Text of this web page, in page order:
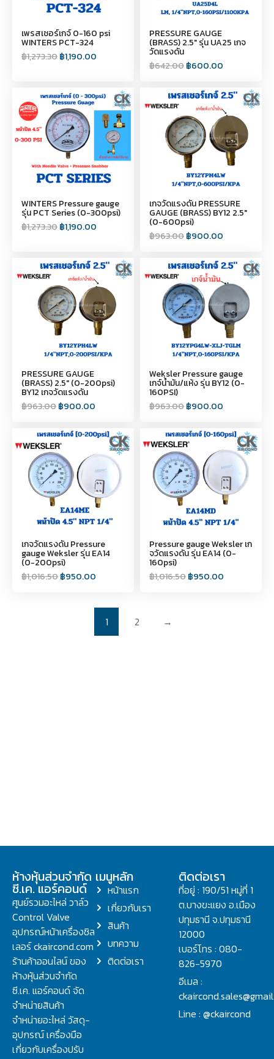
เพรสเชอร์เกจ์ 0-160 psi
WINTERS PCT-324
฿1,273.30฿1,190.00
PRESSURE GAUGE
(BRASS) 2.5″ รุ่น UA25 เกจ
วัดแรงดัน
฿642.00฿600.00
WINTERS Pressure gauge
รุ่น PCT Series (0-300psi)
฿1,273.30฿1,190.00
เกจวัดแรงดัน PRESSURE
GAUGE (BRASS) BY12 2.5″
(0-600psi)
฿963.00฿900.00
PRESSURE GAUGE
(BRASS) 2.5″ (0-200psi)
BY12 เกจวัดแรงดัน
฿963.00฿900.00
Weksler Pressure gauge
เกจ์น้ำมัน/แห้ง รุ่น BY12 (0-
160PSI)
฿963.00฿900.00
เกจวัดแรงดัน Pressure
gauge Weksler รุ่น EA14
(0-200psi)
฿1,016.50฿950.00
Pressure gauge Weksler เก
จวัดแรงดัน รุ่น EA14 (0-
160psi)
฿1,016.50฿950.00
1 2 →
ห้างหุ้นส่วนจำกัด
ซี.เค. แอร์คอนด์
ศูนย์รวมอะไหล่ วาล์ว
Control Valve
อุปกรณ์หน้าเครื่องชิล
เลอร์ ckaircond.com
ร้านค้าออนไลน์ ของ
ห้างหุ้นส่วนจำกัด
ซี.เค. แอร์คอนด์ จัด
จำหน่ายสินค้า
จำหน่ายอะไหล่ วัสดุ-
อุปกรณ์ เครื่องมือ
เกี่ยวกับเครื่องปรับ
เมนูหลัก
หน้าแรก
เกี่ยวกับเรา
สินค้า
บทความ
ติดต่อเรา
ติดต่อเรา
ที่อยู่ : 190/51 หมู่ที่ 1
ต.บางขะแยง อ.เมือง
ปทุมธานี จ.ปทุมธานี
12000
เบอร์โทร : 080-
826-5970
อีเมล :
Line : @ckaircond